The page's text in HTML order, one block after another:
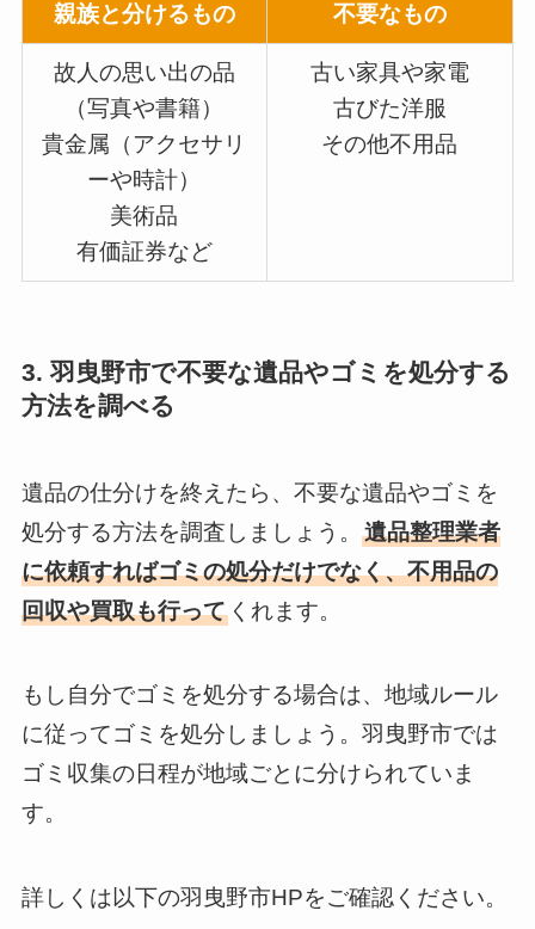
親族と分けるもの 不要なもの
故人の思い出の品
（写真や書籍）
貴金属（アクセサリ
ーや時計）
美術品
有価証券など
古い家具や家電
古びた洋服
その他不用品
3. 羽曳野市で不要な遺品やゴミを処分する
方法を調べる
遺品の仕分けを終えたら、不要な遺品やゴミを
処分する方法を調査しましょう。 遺品整理業者
に依頼すればゴミの処分だけでなく、不用品の
回収や買取も行ってくれます。
もし自分でゴミを処分する場合は、地域ルール
に従ってゴミを処分しましょう。羽曳野市では
ゴミ収集の日程が地域ごとに分けられていま
す。
詳しくは以下の羽曳野市HPをご確認ください。